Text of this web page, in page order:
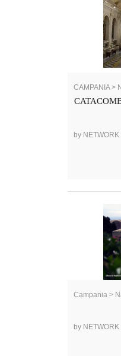
CAMPANIA >
by NETWORK
Campania >
by NETWORK